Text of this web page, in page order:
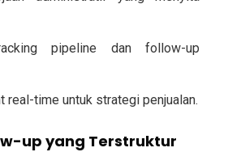
pipeline dan follow-up
real-time untuk strategi penjualan.
up yang Terstruktur